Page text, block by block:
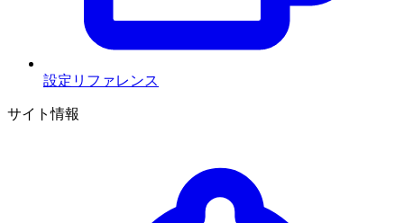
設定リファレンス
サイト情報